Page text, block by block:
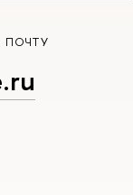
ПОЧТУ